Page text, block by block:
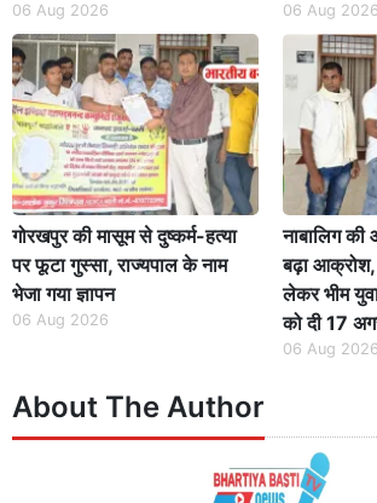
06 Aug 2026 06 Aug 2026
गोरखपुर की मासूम से दुष्कर्म-हत्या
पर फूटा गुस्सा, राज्यपाल के नाम
भेजा गया ज्ञापन
06 Aug 2026
नाबालिग की
बढ़ा आक्रोश,
लेकर भीम
को दी 17
06 Aug 2026
About The Author